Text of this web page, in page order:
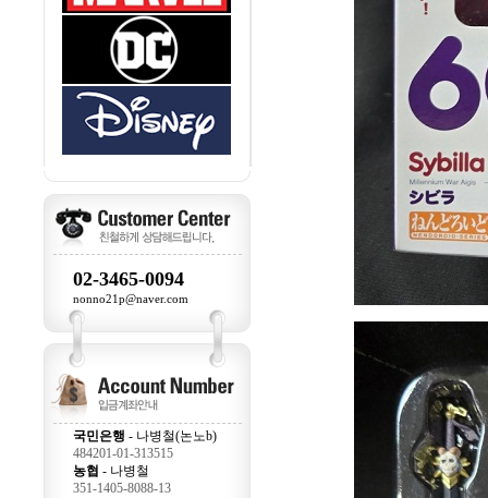
02-3465-0094
nonno21p@naver.com
국민은행 - 나병철(논노b)
484201-01-313515
농협 - 나병철
351-1405-8088-13